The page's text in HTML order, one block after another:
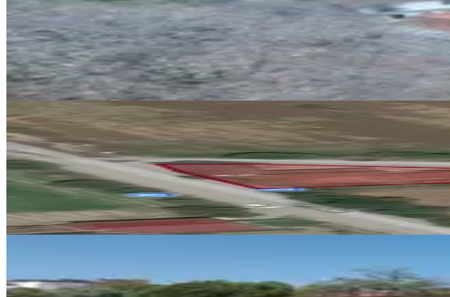
Pamukkale, Tekke Mahallesi
2+1·110 m² 11.02.2026
5.490.000 ₺
Tercih'ten Karakurt'ta Yol Cepheli Satılık Parsel
Pamukkale, Karakurt Mahallesi
3+1
·130 m²·11.02.2026
3.490.000 ₺
Pamukkale, Akköy Mahallesi